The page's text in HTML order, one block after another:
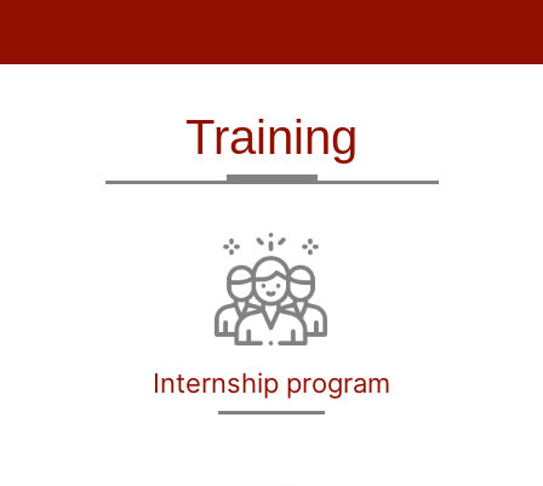
Training
Internship program